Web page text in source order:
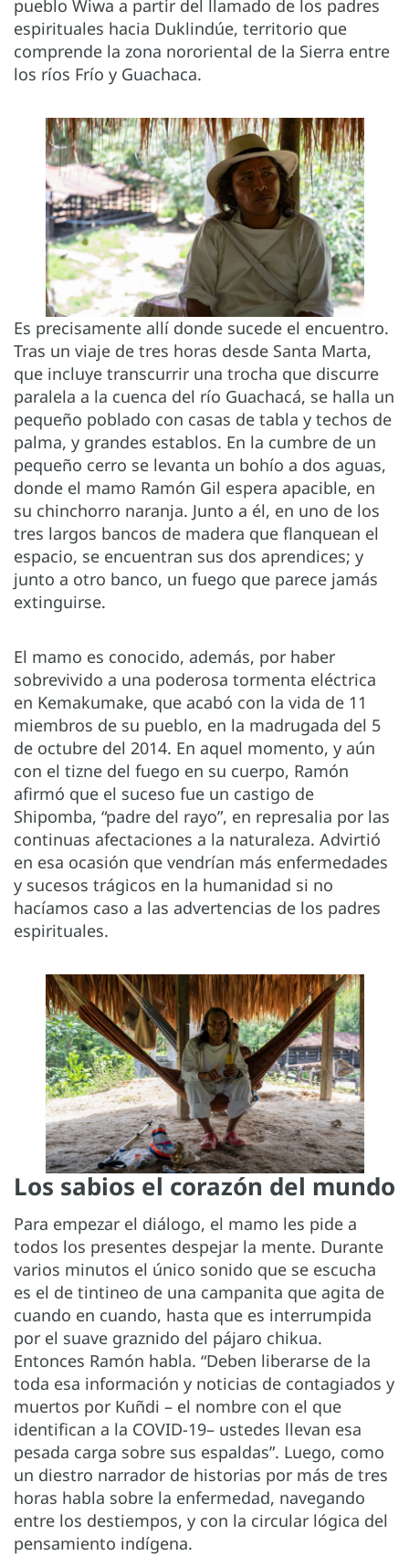
pueblo Wiwa a partir del llamado de los padres
espirituales hacia Duklindúe, territorio que
comprende la zona nororiental de la Sierra entre
los ríos Frío y Guachaca.
Es precisamente allí donde sucede el encuentro.
Tras un viaje de tres horas desde Santa Marta,
que incluye transcurrir una trocha que discurre
paralela a la cuenca del río Guachacá, se halla un
pequeño poblado con casas de tabla y techos de
palma, y grandes establos. En la cumbre de un
pequeño cerro se levanta un bohío a dos aguas,
donde el mamo Ramón Gil espera apacible, en
su chinchorro naranja. Junto a él, en uno de los
tres largos bancos de madera que flanquean el
espacio, se encuentran sus dos aprendices; y
junto a otro banco, un fuego que parece jamás
extinguirse.
El mamo es conocido, además, por haber
sobrevivido a una poderosa tormenta eléctrica
en Kemakumake, que acabó con la vida de 11
miembros de su pueblo, en la madrugada del 5
de octubre del 2014. En aquel momento, y aún
con el tizne del fuego en su cuerpo, Ramón
afirmó que el suceso fue un castigo de
Shipomba, “padre del rayo”, en represalia por las
continuas afectaciones a la naturaleza. Advirtió
en esa ocasión que vendrían más enfermedades
y sucesos trágicos en la humanidad si no
hacíamos caso a las advertencias de los padres
espirituales.
Los sabios el corazón del mundo
Para empezar el diálogo, el mamo les pide a
todos los presentes despejar la mente. Durante
varios minutos el único sonido que se escucha
es el de tintineo de una campanita que agita de
cuando en cuando, hasta que es interrumpida
por el suave graznido del pájaro chikua.
Entonces Ramón habla. “Deben liberarse de la
toda esa información y noticias de contagiados y
muertos por Kuñdi – el nombre con el que
identifican a la COVID-19– ustedes llevan esa
pesada carga sobre sus espaldas”. Luego, como
un diestro narrador de historias por más de tres
horas habla sobre la enfermedad, navegando
entre los destiempos, y con la circular lógica del
pensamiento indígena.